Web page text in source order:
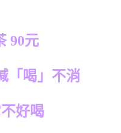
90元
「喝」不消
好喝